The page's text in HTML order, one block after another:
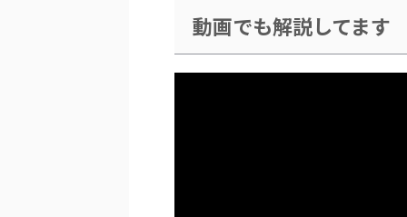
動画でも解説してます